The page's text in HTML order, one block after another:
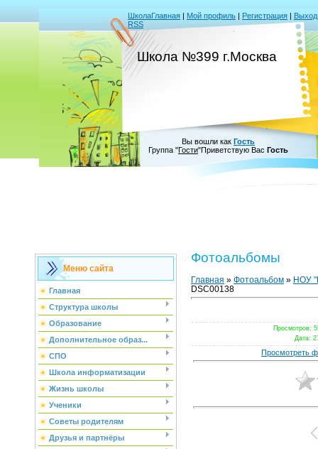
ШколаГлавная | Мой профиль | Регистрация | Выход
RSS
Школа №399 г.Москва
Вы вошли как Гость
Группа "Гости"Приветствую Вас Гость
Меню сайта
Главная
Структура школы
Образование
Дополнительное образ...
СПО
Школа информатизации
Жизнь школы
Ученики
Советы родителям
Друзья и партнёры
Фотоальбомы
Главная » Фотоальбом » НОУ
DSC00138
Просмотров:
Дата:
Просмотреть